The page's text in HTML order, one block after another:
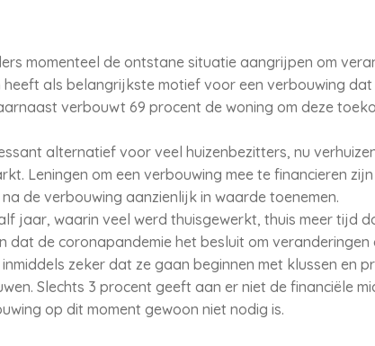
momenteel de ontstane situatie aangrijpen om
heeft als belangrijkste motief voor een verbouwing dat
verbouwt 69 procent de woning om deze
alternatief voor veel huizenbezitters, nu
Leningen om een verbouwing mee te financieren
de verbouwing aanzienlijk in waarde toenemen.
jaar, waarin veel werd thuisgewerkt, thuis meer tijd
dat de coronapandemie het besluit om
zeker dat ze gaan beginnen met klussen en
Slechts 3 procent geeft aan er niet de financiële
op dit moment gewoon niet nodig is.